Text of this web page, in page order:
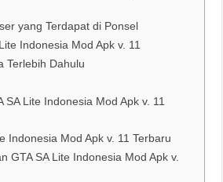
yang Terdapat di Ponsel
Indonesia Mod Apk v. 11
Terlebih Dahulu
SA Lite Indonesia Mod Apk v. 11
Indonesia Mod Apk v. 11 Terbaru
GTA SA Lite Indonesia Mod Apk v.